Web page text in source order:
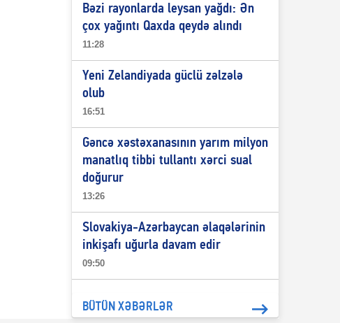
Bəzi rayonlarda leysan yağdı: Ən
çox yağıntı Qaxda qeydə alındı
11:28
Yeni Zelandiyada güclü zəlzələ
olub
16:51
Gəncə xəstəxanasının yarım milyon
manatlıq tibbi tullantı xərci sual
doğurur
13:26
Slovakiya-Azərbaycan əlaqələrinin
inkişafı uğurla davam edir
09:50
BÜTÜN XƏBƏRLƏR